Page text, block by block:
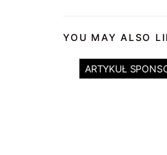
YOU MAY ALSO
ARTYKUŁ